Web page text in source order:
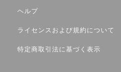
ヘルプ
ライセンスおよび規約について
特定商取引法に基づく表示